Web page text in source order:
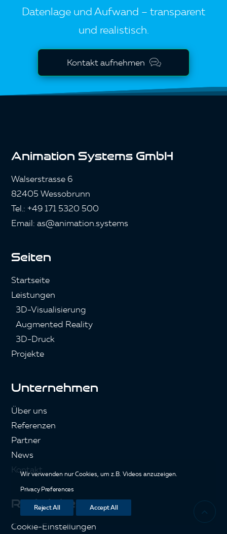
Datenlage und Aufwand – transparent
und realistisch.
Kontakt aufnehmen
Animation Systems GmbH
Walserstrasse 6
82405 Wessobrunn
Tel.: +49 171 5320 500
Email: as@animation.systems
Seiten
Startseite
Leistungen
3D-Visualisierung
Augmented Reality
3D-Druck
Projekte
Unternehmen
Über uns
Referenzen
Partner
News
Kontakt
Rechtliches
Cookie-Einstellungen
Wir verwenden nur Cookies, um z.B. Videos anzuzeigen.
Privacy Preferences
Reject All Accept All